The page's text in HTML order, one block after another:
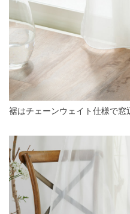
裾はチェーンウェイト仕様で窓